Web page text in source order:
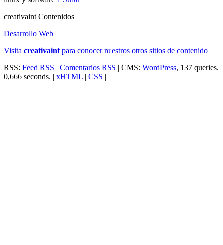
creativaint Contenidos
Desarrollo Web
Visita creativaint para conocer nuestros otros sitios de contenido
RSS: Feed RSS | Comentarios RSS | CMS: WordPress, 137 queries.
0,666 seconds. | xHTML | CSS |